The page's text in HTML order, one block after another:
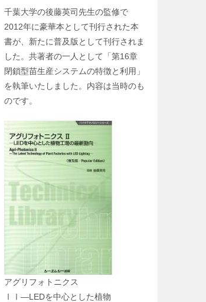
千葉大学の後藤英司先生の監修で
2012年に豪華本として刊行された本
書が、新たに普及版として刊行されま
した。共著者の一人として「第16章
閉鎖型苗生産システムの特徴と利用」
を執筆いたしました。内容は当時のも
のです。
アグリフォトニクス
ⅠⅠ―LEDを中心とした植物